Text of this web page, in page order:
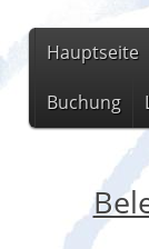
Hauptseite
Buchung